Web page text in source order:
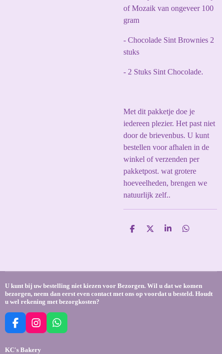
of Mozaik van ongeveer 100
gram
- Chocolade Sint Brownies 2
stuks
- 2 Stuks Sint Chocolade.
Met dit pakketje doe je
iedereen plezier. Het past niet
door de brievenbus. U kunt
bestellen voor afhalen in de
winkel of verzenden per
pakketpost. wat grotere
hoeveelheden, brengen we
natuurlijk zelf..
D
D
S
D
U kunt bij uw bestelling niet kiezen voor Bezorgen. Wil u dat we komen
bezorgen, neem dan eerst even contact met ons op voordat u besteld. Houdt
u wel rekening met bezorgkosten?
F
c
I
W
KC's Bakery